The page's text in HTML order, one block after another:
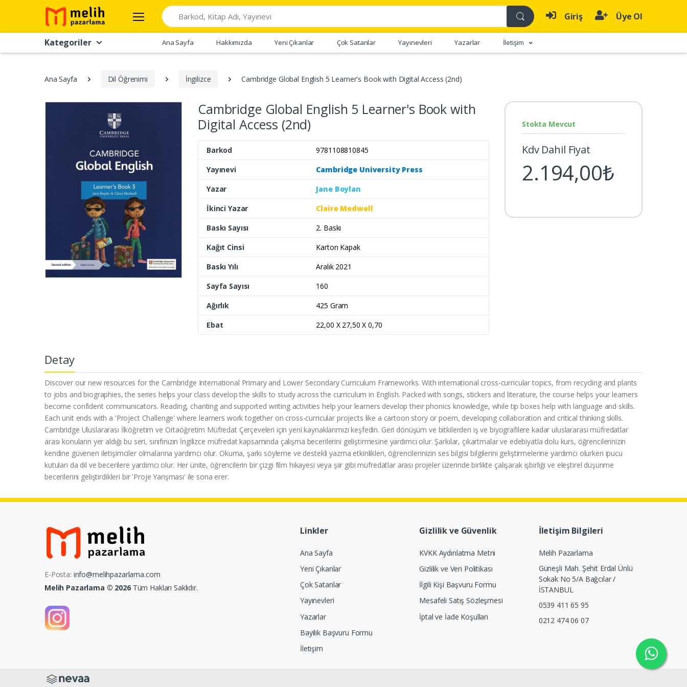
Search
Giriş Üye Ol
Kategoriler Ana Sayfa Hakkımızda Yeni Çıkanlar Çok Satanlar Yayınevleri Yazarlar İletişim
Ana Sayfa Dil Öğrenimi İngilizce Cambridge Global English 5 Learner's Book with Digital Access (2nd)
Cambridge Global English 5 Learner's Book with
Digital Access (2nd)
Barkod
9781108810845
Yayınevi
Cambridge University Press
Yazar
Jane Boylan
İkinci Yazar
Claire Medwell
Baskı Sayısı
2. Baskı
Kağıt Cinsi
Karton Kapak
Baskı Yılı
Aralık 2021
Sayfa Sayısı
160
Ağırlık
425 Gram
Ebat
22,00 X 27,50 X 0,70
Stokta Mevcut
Kdv Dahil Fiyat
2.194,00₺
Detay
Discover our new resources for the Cambridge International Primary and Lower Secondary Curriculum Frameworks. With international cross-curricular topics, from recycling and plants
to jobs and biographies, the series helps your class develop the skills to study across the curriculum in English. Packed with songs, stickers and literature, the course helps your learners
become confident communicators. Reading, chanting and supported writing activities help your learners develop their phonics knowledge, while tip boxes help with language and skills.
Each unit ends with a 'Project Challenge' where learners work together on cross-curricular projects like a cartoon story or poem, developing collaboration and critical thinking skills.
Cambridge Uluslararası İlköğretim ve Ortaöğretim Müfredat Çerçeveleri için yeni kaynaklarımızı keşfedin. Geri dönüşüm ve bitkilerden iş ve biyografilere kadar uluslararası müfredatlar
arası konuların yer aldığı bu seri, sınıfınızın İngilizce müfredat kapsamında çalışma becerilerini geliştirmesine yardımcı olur. Şarkılar, çıkartmalar ve edebiyatla dolu kurs, öğrencilerinizin
kendine güvenen iletişimciler olmalarına yardımcı olur. Okuma, şarkı söyleme ve destekli yazma etkinlikleri, öğrencilerinizin ses bilgisi bilgilerini geliştirmelerine yardımcı olurken ipucu
kutuları da dil ve becerilere yardımcı olur. Her ünite, öğrencilerin bir çizgi film hikayesi veya şiir gibi müfredatlar arası projeler üzerinde birlikte çalışarak işbirliği ve eleştirel düşünme
becerilerini geliştirdikleri bir 'Proje Yarışması' ile sona erer.
E-Posta: info@melihpazarlama.com
Melih Pazarlama © 2026Tüm Hakları Saklıdır.
Linkler
Ana Sayfa
Yeni Çıkanlar
Çok Satanlar
Yayınevleri
Yazarlar
Bayilik Başvuru Formu
İletişim
Gizlilik ve Güvenlik
KVKK Aydınlatma Metni
Gizlilik ve Veri Politikası
İlgili Kişi Başvuru Formu
Mesafeli Satış Sözleşmesi
İptal ve İade Koşulları
İletişim Bilgileri
Melih Pazarlama
Güneşli Mah. Şehit Erdal Ünlü
Sokak No 5/A Bağcılar /
İSTANBUL
0539 411 65 95
0212 474 06 07